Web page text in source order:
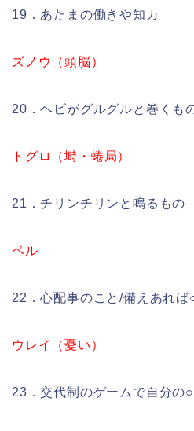
19．あたまの働きや知カ
ズノウ（頭脳）
20．ヘビがグルグルと巻くも
トグロ（塒・蜷局）
21．チリンチリンと鳴るもの
ベル
22．心配事のこと/備えあれば
ウレイ（憂い）
23．交代制のゲームで自分の